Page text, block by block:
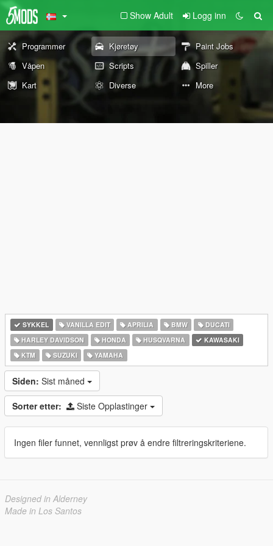
Show Adult Logg inn
Programmer Kjøretøy
Paint Jobs
Våpen
Scripts
Spiller
Kart
Diverse More
SYKKEL VANILLA EDIT APRILIA BMW
DUCATI
HARLEY DAVIDSON
HONDA HUSQVARNA
KAWASAKI
KTM
SUZUKI YAMAHA
Siden: Sist måned
Sorter etter: Siste Opplastinger
Ingen filer funnet, vennligst prøv å endre filtreringskriteriene.
Designed in Alderney
Made in Los Santos